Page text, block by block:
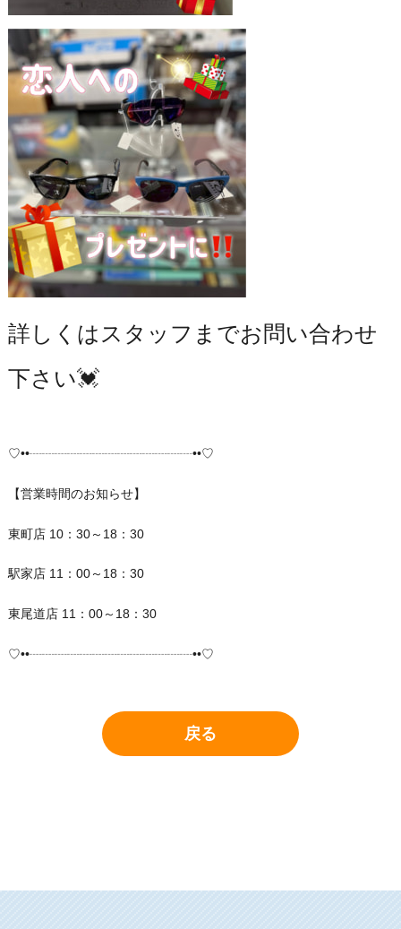
詳しくはスタッフまでお問い合わせ
下さい💓‪
♡••┈┈┈┈┈┈┈┈┈┈┈┈┈••♡
【営業時間のお知らせ】
東町店 10：30～18：30
駅家店 11：00～18：30
東尾道店 11：00～18：30
♡••┈┈┈┈┈┈┈┈┈┈┈┈┈••♡
戻る